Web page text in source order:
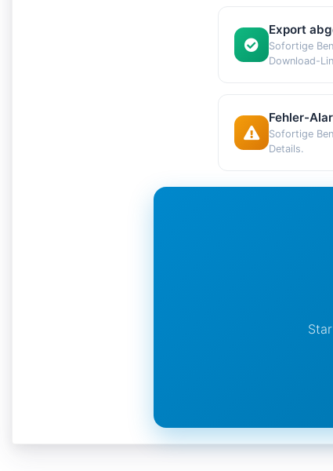
Export
Sofortige
Download-
Fehler-
Sofortige
Details.